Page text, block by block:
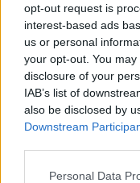
opt-out request is
interest-based ads
us or personal
your opt-out. You
disclosure of your
IAB’s list of
also be disclosed by
Downstream
Please note that this
Personal Data
Κόστος: 9€ από
Επιμέλεια: